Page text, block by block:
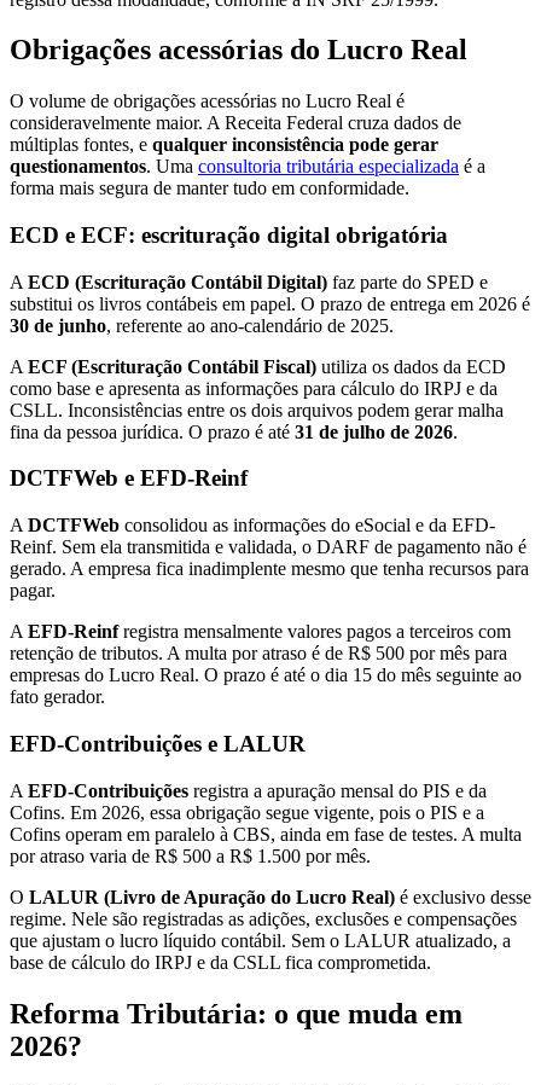
Obrigações acessórias do Lucro Real
O volume de obrigações acessórias no Lucro Real é
consideravelmente maior. A Receita Federal cruza dados de
múltiplas fontes, e qualquer inconsistência pode gerar
questionamentos. Uma consultoria tributária especializada é a
forma mais segura de manter tudo em conformidade.
ECD e ECF: escrituração digital obrigatória
A ECD (Escrituração Contábil Digital) faz parte do SPED e
substitui os livros contábeis em papel. O prazo de entrega em 2026 é
30 de junho, referente ao ano-calendário de 2025.
A ECF (Escrituração Contábil Fiscal) utiliza os dados da ECD
como base e apresenta as informações para cálculo do IRPJ e da
CSLL. Inconsistências entre os dois arquivos podem gerar malha
fina da pessoa jurídica. O prazo é até 31 de julho de 2026.
DCTFWeb e EFD-Reinf
A DCTFWeb consolidou as informações do eSocial e da EFD-
Reinf. Sem ela transmitida e validada, o DARF de pagamento não é
gerado. A empresa fica inadimplente mesmo que tenha recursos para
pagar.
A EFD-Reinfregistra mensalmente valores pagos a terceiros com
retenção de tributos. A multa por atraso é de R$ 500 por mês para
empresas do Lucro Real. O prazo é até o dia 15 do mês seguinte ao
fato gerador.
EFD-Contribuições e LALUR
A EFD-Contribuições registra a apuração mensal do PIS e da
Cofins. Em 2026, essa obrigação segue vigente, pois o PIS e a
Cofins operam em paralelo à CBS, ainda em fase de testes. A multa
por atraso varia de R$ 500 a R$ 1.500 por mês.
O LALUR (Livro de Apuração do Lucro Real) é exclusivo desse
regime. Nele são registradas as adições, exclusões e compensações
que ajustam o lucro líquido contábil. Sem o LALUR atualizado, a
base de cálculo do IRPJ e da CSLL fica comprometida.
Reforma Tributária: o que muda em
2026?